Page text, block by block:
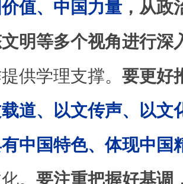
值、中国力量 ，从
明等多个视角进行深
供学理支撑。 要更好
道、以文传声、以文
中国特色、体现中国
。 要注重把握好基调